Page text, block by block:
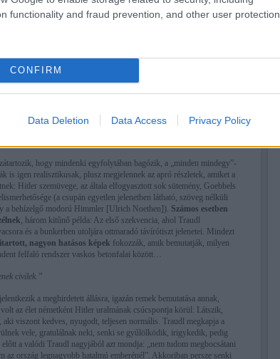
functionality and fraud prevention, and other user protection.
CONFIRM
Data Deletion Data Access Privacy Policy
hogy mindenki egyfolytában bagózik, a „minden mindegy”-
is igen realisztikusak, plusz megjelennek az apró részletek, amiket a
Hitler szemüvege, az általa elfogyasztott sok sütemény, Goebbels
(a csupán egyetlen jelenetben látható, szöveg nélküli
a behízelgő modorú Himmler [Ulrich Noethen]). Számos esetben
, három kitűnő példa: Az első szekvencia, ahol Traudl
és a bunkerben utoljára ottmaradó távírótiszt jelenetei. Mindezt
nagyon hatásos képek fokozzák, amik bemutatják, milyen
felfaló rendszer vaskos betonfalai között…
civilek.”
a meghirdetett állásra, igazán remek bemutatása annak,
az élet németként Hitler uralmának csúcspontja körül: Látszik,
viszont kedves, nyugodt, teljesen normális. Traudl megkapja a
vele, gratulálnak neki, senki se gyűlölködik, irigykedik, pedig
a valódi Traudl nagyjából azt mondja: „nem tudom megbocsátani
az ország legnagyobb hatalmú emberénél”. Akkoriban persze senki